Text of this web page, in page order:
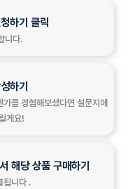
하기 클릭
니다.
하기
를 경험해보셨다면 설문지에
게요!
해당 상품 구매하기
됩니다 .